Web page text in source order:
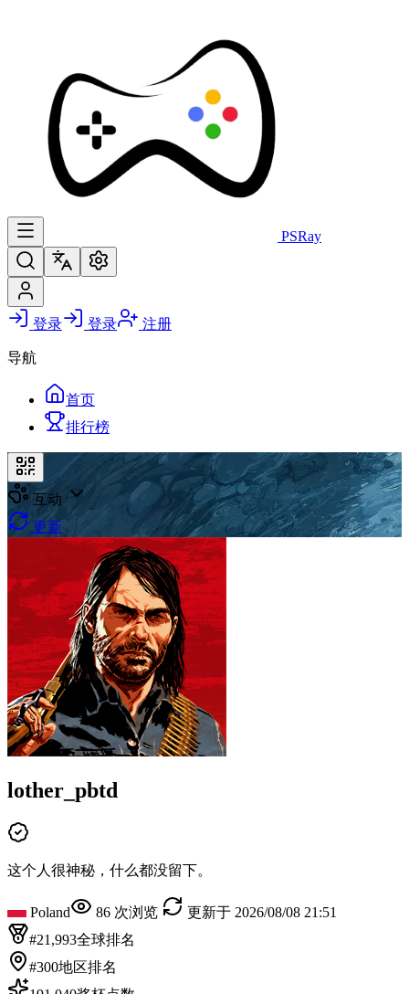
PSRay
登录 登录 注册
导航
首页
排行榜
互动
更新
lother_pbtd
这个人很神秘，什么都没留下。
Poland 86 次浏览
更新于 2026/08/08 21:51
#21,993全球排名
#300地区排名